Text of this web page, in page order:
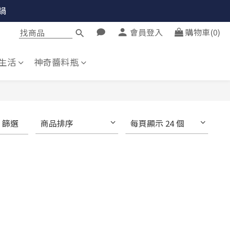
會員登入 購物車(0)
活 神奇醬料瓶
篩選 商品排序 每頁顯示 24 個